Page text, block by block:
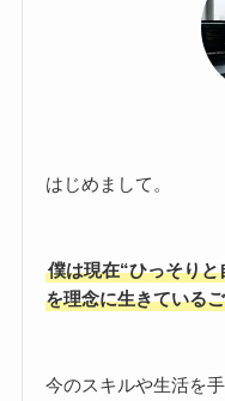
はじめまして。
僕は現在“ひっそりと
を理念に生きている
今のスキルや生活を